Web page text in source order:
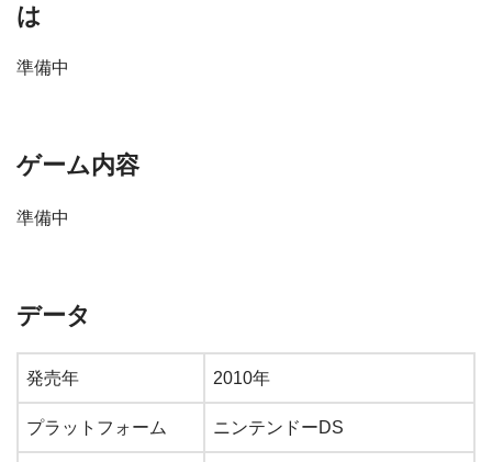
は
準備中
ゲーム内容
準備中
データ
発売年 2010年
プラットフォーム ニンテンドーDS